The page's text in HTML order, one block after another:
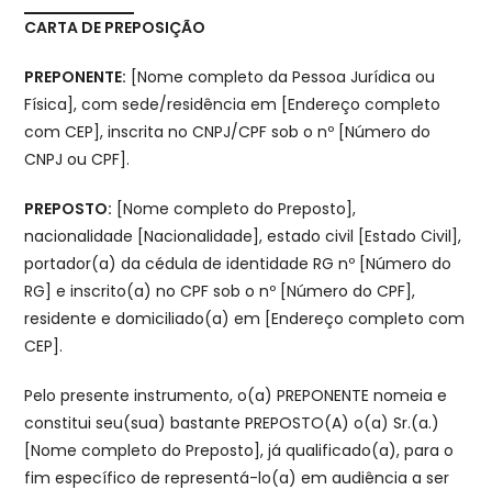
CARTA DE PREPOSIÇÃO
PREPONENTE: [Nome completo da Pessoa Jurídica ou
Física], com sede/residência em [Endereço completo
com CEP], inscrita no CNPJ/CPF sob o nº [Número do
CNPJ ou CPF].
PREPOSTO: [Nome completo do Preposto],
nacionalidade [Nacionalidade], estado civil [Estado Civil],
portador(a) da cédula de identidade RG nº [Número do
RG] e inscrito(a) no CPF sob o nº [Número do CPF],
residente e domiciliado(a) em [Endereço completo com
CEP].
Pelo presente instrumento, o(a) PREPONENTE nomeia e
constitui seu(sua) bastante PREPOSTO(A) o(a) Sr.(a.)
[Nome completo do Preposto], já qualificado(a), para o
fim específico de representá-lo(a) em audiência a ser